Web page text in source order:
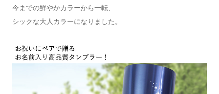
今までの鮮やかカラーから一転、
シックな大人カラーになりました。